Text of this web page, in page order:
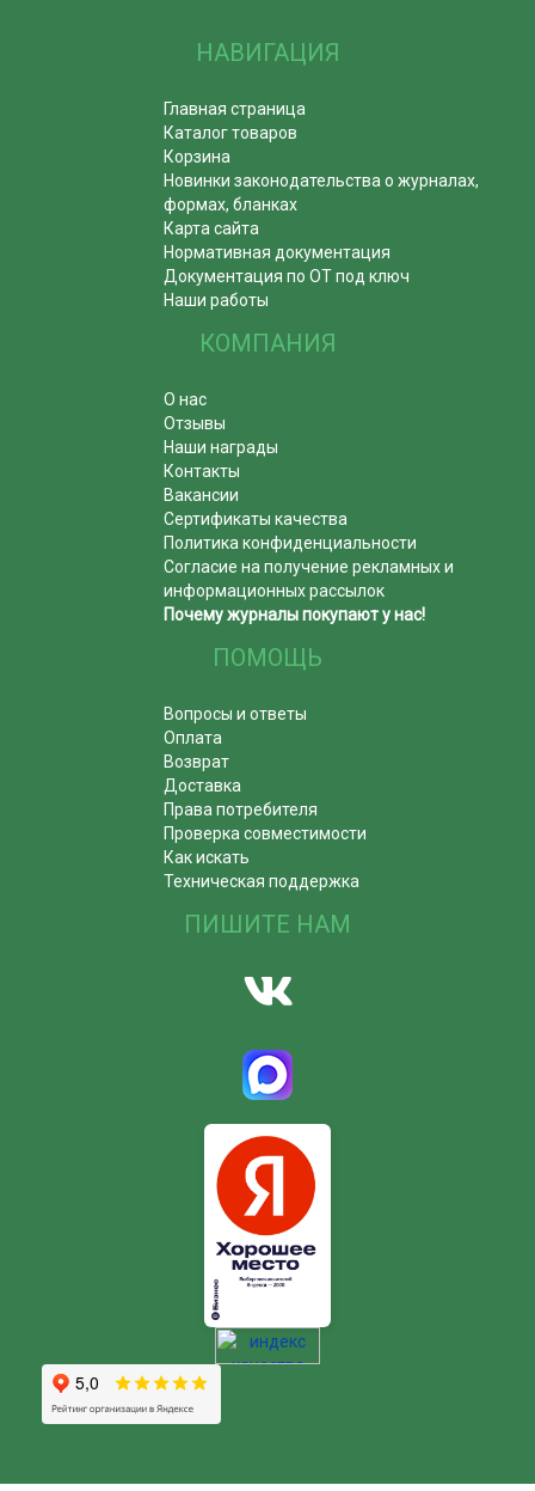
НАВИГАЦИЯ
Главная страница
Каталог товаров
Корзина
Новинки законодательства о журналах,
формах, бланках
Карта сайта
Нормативная документация
Документация по ОТ под ключ
Наши работы
КОМПАНИЯ
О нас
Отзывы
Наши награды
Контакты
Вакансии
Сертификаты качества
Политика конфиденциальности
Согласие на получение рекламных и
информационных рассылок
Почему журналы покупают у нас!
ПОМОЩЬ
Вопросы и ответы
Оплата
Возврат
Доставка
Права потребителя
Проверка совместимости
Как искать
Техническая поддержка
ПИШИТЕ НАМ